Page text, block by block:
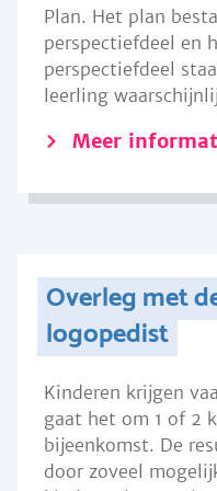
Plan. Het plan
perspectiefdeel en
perspectiefdeel
leerling
Meer
Overleg met
logopedist
Kinderen krijgen
gaat het om 1 of 2
bijeenkomst. De
door zoveel